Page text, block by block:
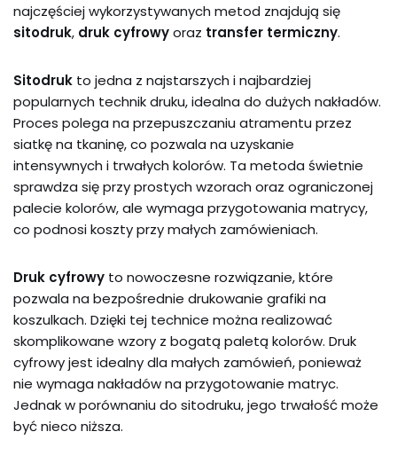
najczęściej wykorzystywanych metod znajdują się
sitodruk, druk cyfrowyoraz transfer termiczny.
Sitodruk to jedna z najstarszych i najbardziej
popularnych technik druku, idealna do dużych nakładów.
Proces polega na przepuszczaniu atramentu przez
siatkę na tkaninę, co pozwala na uzyskanie
intensywnych i trwałych kolorów. Ta metoda świetnie
sprawdza się przy prostych wzorach oraz ograniczonej
palecie kolorów, ale wymaga przygotowania matrycy,
co podnosi koszty przy małych zamówieniach.
Druk cyfrowy to nowoczesne rozwiązanie, które
pozwala na bezpośrednie drukowanie grafiki na
koszulkach. Dzięki tej technice można realizować
skomplikowane wzory z bogatą paletą kolorów. Druk
cyfrowy jest idealny dla małych zamówień, ponieważ
nie wymaga nakładów na przygotowanie matryc.
Jednak w porównaniu do sitodruku, jego trwałość może
być nieco niższa.